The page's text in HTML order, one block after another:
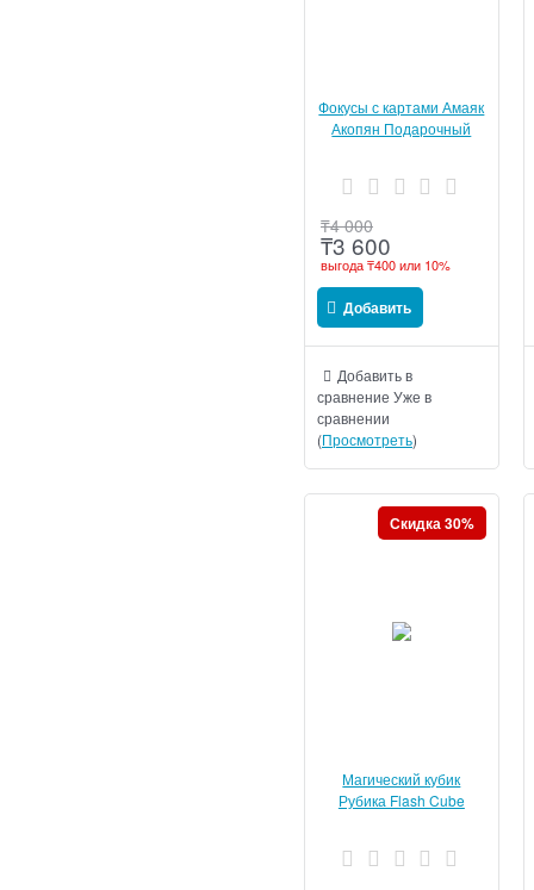
Фокусы с картами Амаяк
Акопян Подарочный
₸4 000
₸3 600
выгода₸400или 10%
Добавить
Добавить в
сравнение Уже в
сравнении
(Просмотреть)
Магический кубик
Рубика Flash Cube
Скидка 30%